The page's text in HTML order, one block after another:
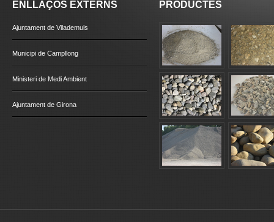
ENLLAÇOS EXTERNS
Ajuntament de Vilademuls
Municipi de Campllong
Ministeri de Medi Ambient
Ajuntament de Girona
PRODUCTES